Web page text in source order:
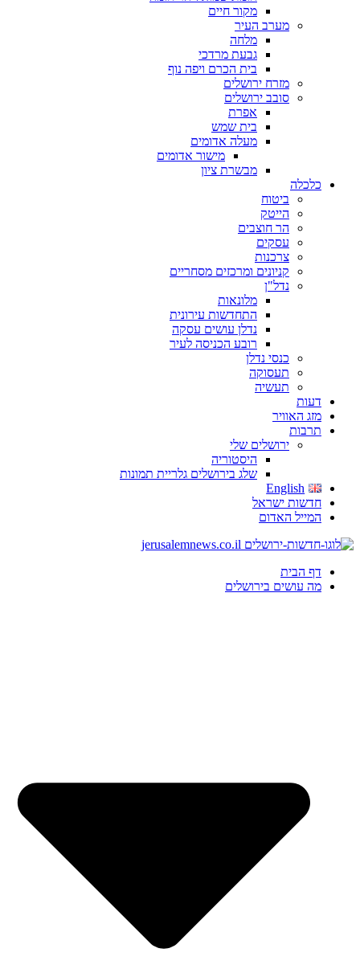
מקור חיים
מערב העיר
מלחה
גבעת מרדכי
בית הכרם ויפה נוף
מזרח ירושלים
סובב ירושלים
אפרת
בית שמש
מעלה אדומים
מישור אדומים
מבשרת ציון
כלכלה
ביטוח
הייטק
הר חוצבים
עסקים
צרכנות
קניונים ומרכזים מסחריים
נדל"ן
מלונאות
התחדשות עירונית
נדלן עושים עסקה
רובע הכניסה לעיר
כנסי נדלן
תעסוקה
תעשיה
דעות
מזג האוויר
תרבות
ירושלים שלי
היסטוריה
שלג בירושלים גלריית תמונות
English
חדשות ישראל
המייל האדום
דף הבית
מה עושים בירושלים